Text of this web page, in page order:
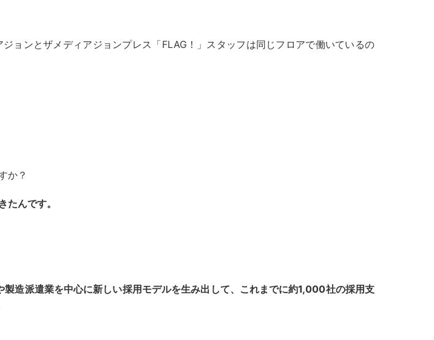
ンとザメディアジョンプレス「FLAG！」スタッフは同じフロアで働いているの
か？
たんです。
造派遣業を中心に新しい採用モデルを生み出して、これまでに約1,000社の採用支